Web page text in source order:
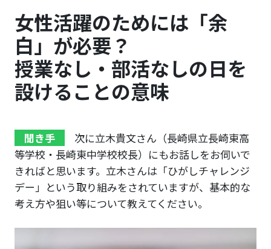
女性活躍のためには「余
白」が必要？
授業なし・部活なしの日を
設けることの意味
聞き手
次に立木貴文さん（長崎県立長崎東高
等学校・長崎東中学校校長）にもお話しをお伺いで
きればと思います。立木さんは「ひがしチャレンジ
デー」という取り組みをされていますが、基本的な
考え方や狙い等について教えてください。